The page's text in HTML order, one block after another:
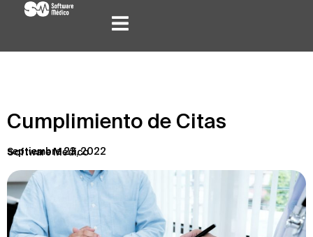
Cumplimiento de Citas
septiembre 23, 2022
Software Médico